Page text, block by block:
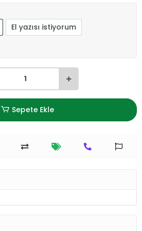
El yazısı istiyorum
Sepete Ekle